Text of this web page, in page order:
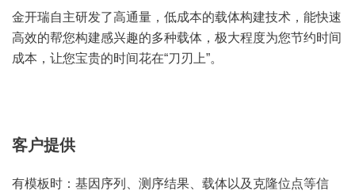
金开瑞自主研发了高通量，低成本的载体构建技术，能快速
高效的帮您构建感兴趣的多种载体，极大程度为您节约时间
成本，让您宝贵的时间花在“刀刃上”。
客户提供
有模板时：基因序列、测序结果、载体以及克隆位点等信